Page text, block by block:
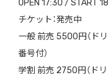
OPEN 17:30 / START
チケット：発売中
一般 前売 5500円（ド
番号付）
学割 前売 2750円（ド